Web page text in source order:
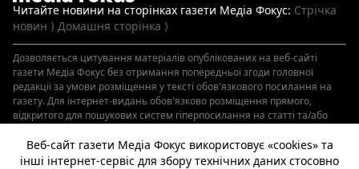
Читайте новини на сторінках газети Медіа Фокус: Стрічка
новин ⟩ Домашня сторінка ⟩
Дозволяється цитування матеріалівопублікованих на веб-сайті
газети Медіа Фокус без отримання попередньої згоди головної
редакції за умови розміщення у тексті обов'язкового посилання на
газету. Для інтернет-видань обов'язково розміщення прямого,
відкритого для пошукових систем гіперпосилання на статті та/або
розміщення відкритого для пошукових систем гіперпосилання не
нижче другого абзацу в тексті або як джерело. Порушення
Веб-сайт газети Медіа Фокус використовує «cookies» та
інші інтернет-сервіс для збору технічних даних стосовно